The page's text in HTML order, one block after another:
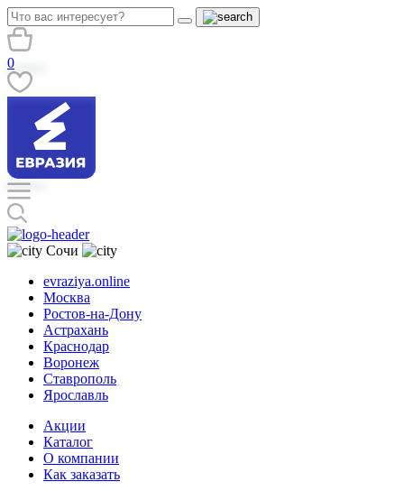
0
Сочи
evraziya.online
Москва
Ростов-на-Дону
Астрахань
Краснодар
Воронеж
Ставрополь
Ярославль
Акции
Каталог
О компании
Как заказать